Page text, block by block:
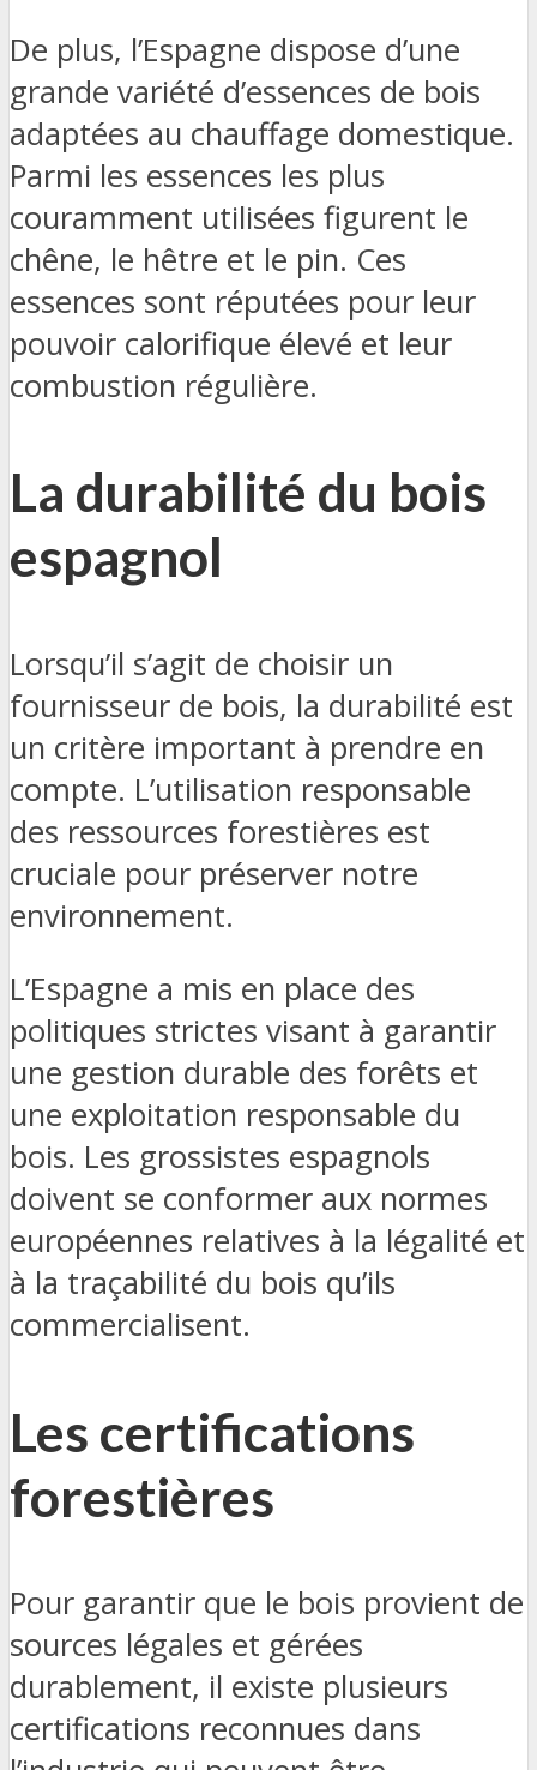
De plus, l’Espagne dispose d’une
grande variété d’essences de bois
adaptées au chauffage domestique.
Parmi les essences les plus
couramment utilisées figurent le
chêne, le hêtre et le pin. Ces
essences sont réputées pour leur
pouvoir calorifique élevé et leur
combustion régulière.
La durabilité du bois
espagnol
Lorsqu’il s’agit de choisir un
fournisseur de bois, la durabilité est
un critère important à prendre en
compte. L’utilisation responsable
des ressources forestières est
cruciale pour préserver notre
environnement.
L’Espagne a mis en place des
politiques strictes visant à garantir
une gestion durable des forêts et
une exploitation responsable du
bois. Les grossistes espagnols
doivent se conformer aux normes
européennes relatives à la légalité et
à la traçabilité du bois qu’ils
commercialisent.
Les certifications
forestières
Pour garantir que le bois provient de
sources légales et gérées
durablement, il existe plusieurs
certifications reconnues dans